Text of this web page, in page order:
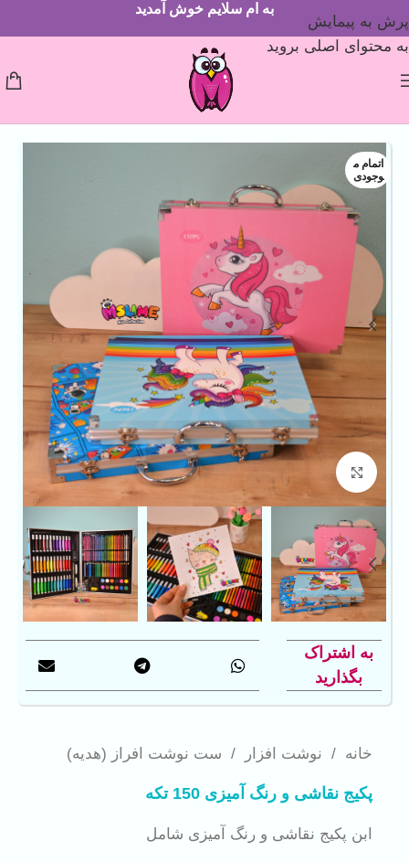
پرش به پیمایش
به محتوای اصلی بروید
به ام سلایم خوش آمدید
خانه / نوشت افزار / ست نوشت افراز (هدیه)
پکیج نقاشی و رنگ آمیزی 150 تکه
ابن پکیج نقاشی و رنگ آمیزی شامل
اتمام م
وجودی
بزرگنمایی تصویر
به اشتراک
بگذارید